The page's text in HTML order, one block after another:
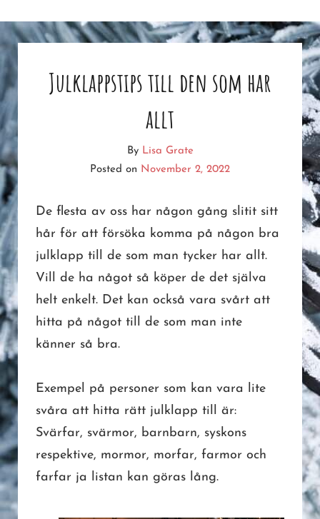
Julklappstips till den som har
allt
By Lisa Grate
Posted on November 2, 2022
De flesta av oss har någon gång slitit sitt
hår för att försöka komma på någon bra
julklapp till de som man tycker har allt.
Vill de ha något så köper de det själva
helt enkelt. Det kan också vara svårt att
hitta på något till de som man inte
känner så bra.
Exempel på personer som kan vara lite
svåra att hitta rätt julklapp till är:
Svärfar, svärmor, barnbarn, syskons
respektive, mormor, morfar, farmor och
farfar ja listan kan göras lång.